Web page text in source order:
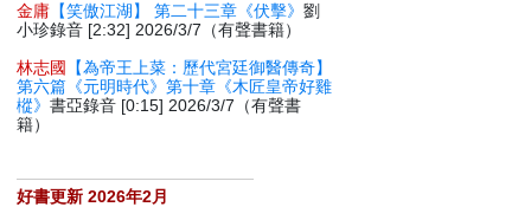
金庸 【笑傲江湖】 第二十三章《伏擊》劉
小珍錄音 [2:32] 2026/3/7（有聲書籍）
林志國
【為帝王上菜：歷代宮廷御醫傳奇】
第六篇《元明時代》第十章《木匠皇帝好雞
樅》書亞錄音 [0:15] 2026/3/7（有聲書
籍）
好書更新 2026年2月